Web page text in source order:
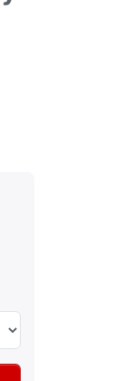
Rubi met